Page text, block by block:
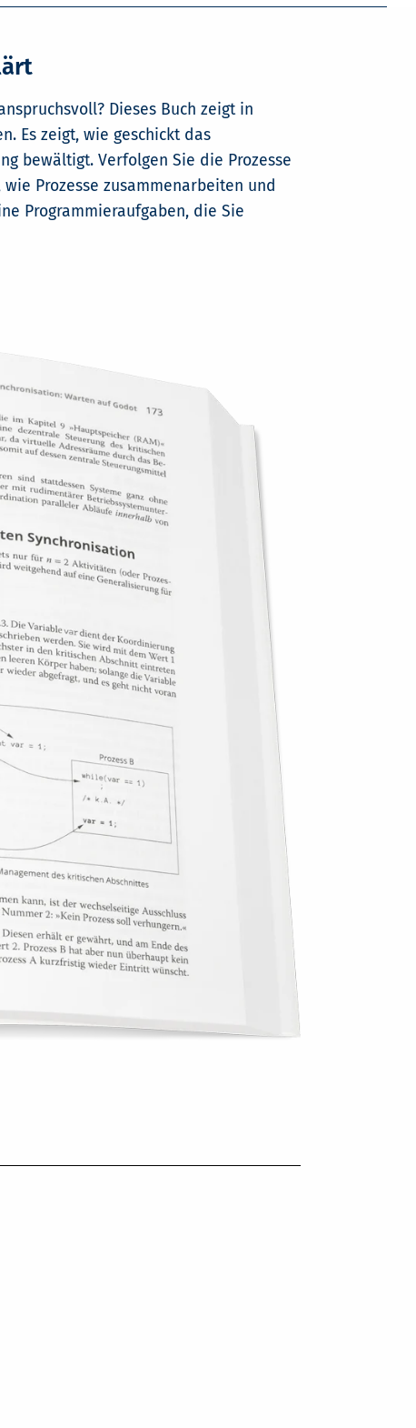
Dieses Buch zeigt in
Es zeigt, wie geschickt das
bewältigt. Verfolgen Sie die Prozesse
Prozesse zusammenarbeiten und
Programmieraufgaben, die Sie